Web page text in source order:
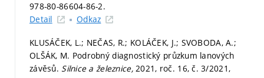
978-80-86604-86-2.
Detail
Odkaz
KLUSÁČEK, L.; NEČAS, R.; KOLÁČEK, J.; SVOBODA, A.;
OLŠÁK, M. Podrobný diagnostický průzkum lanových
závěsů. Silnice a železnice, 2021, roč. 16, č. 3/2021,